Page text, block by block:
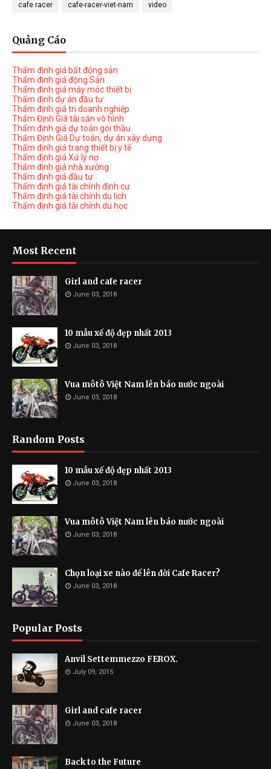
cafe racer cafe-racer-viet-nam video
Quảng Cáo
Thẩm định giá bất động sản
Thẩm định giá động Sản
Thẩm định giá máy móc thiết bị
Thẩm định dự án đầu tư
Thẩm định giá tri doanh nghiệp
Thẩm Định Giá tài sản vô hình
Thẩm định giá dự toán gói thầu
Thẩm Định Giá Dự toán, dự án xây dựng
Thẩm định giá trang thiết bị y tế
Thẩm định giá Xử lý nợ
Thẩm định giá nhà xưởng
Thẩm định giá đầu tư
Thẩm định giá tài chính định cư
Thẩm định giá tài chính du lịch
Thẩm định giá tài chính du học
Most Recent
Girl and cafe racer
June 03, 2018
10 mẫu xế độ đẹp nhất 2013
June 03, 2018
Vua môtô Việt Nam lên báo nước ngoài
June 03, 2018
Random Posts
10 mẫu xế độ đẹp nhất 2013
June 03, 2018
Vua môtô Việt Nam lên báo nước ngoài
June 03, 2018
Chọn loại xe nào để lên đời Cafe Racer?
June 03, 2018
Popular Posts
Anvil Settemmezzo FEROX.
July 09, 2015
Girl and cafe racer
June 03, 2018
Back to the Future